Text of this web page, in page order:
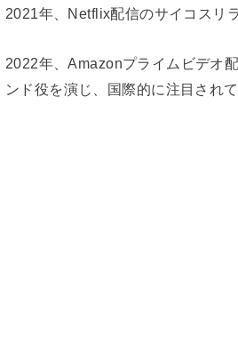
2021年、Netflix配信のサイコスリ
2022年、Amazonプライムビデオ
ンド役を演じ、国際的に注目されて